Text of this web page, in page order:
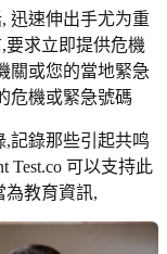
迅速伸出手尤为重
要求立即提供危機
關或您的當地緊急
危機或緊急號碼
記錄那些引起共鸣
Test.co 可以支持此
為教育資訊,